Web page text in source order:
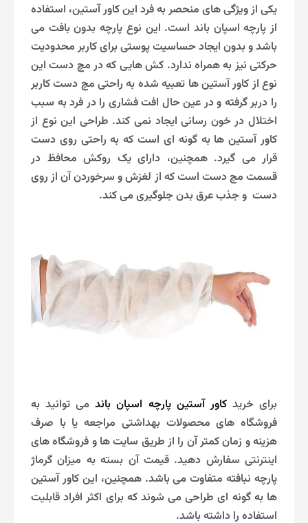
یکی از ویژگی های منحصر به فرد این کاور آستین، استفاده
از پارچه اسپان باند است. این نوع پارچه بدون بافت می
باشد و بدون ایجاد حساسیت پوستی برای کاربر محدودیت
حرکتی نیز به همراه ندارد. کش هایی که در مچ دست این
نوع از کاور آستین ها تعبیه شده به راحتی مچ دست کاربر
را دربر گرفته و در عین حال افت فشاری را در فرد به سبب
اختلال در خون رسانی ایجاد نمی کند. طراحی این نوع از
کاور آستین ها به گونه ای است که به راحتی روی دست
قرار می گیرد. همچنین، دارای یک روکش محافظ در
قسمت مچ دست است که از لغزش و سرخوردن آن از روی
دست و جذب عرق بدن جلوگیری می کند.
برای خریدکاور آستین پارچه اسپان باندمی توانید به
فروشگاه های محصولات بهداشتی مراجعه یا با صرف
هزینه و زمان کمتر آن را از طریق سایت ها و فروشگاه های
اینترنتی سفارش دهید. قیمت آن بسته به میزان گرماژ
پارچه نبافته متفاوت می باشد. همچنین، این کاور آستین
ها به گونه ای طراحی می شوند که برای اکثر افراد قابلیت
استفاده را داشته باشد.